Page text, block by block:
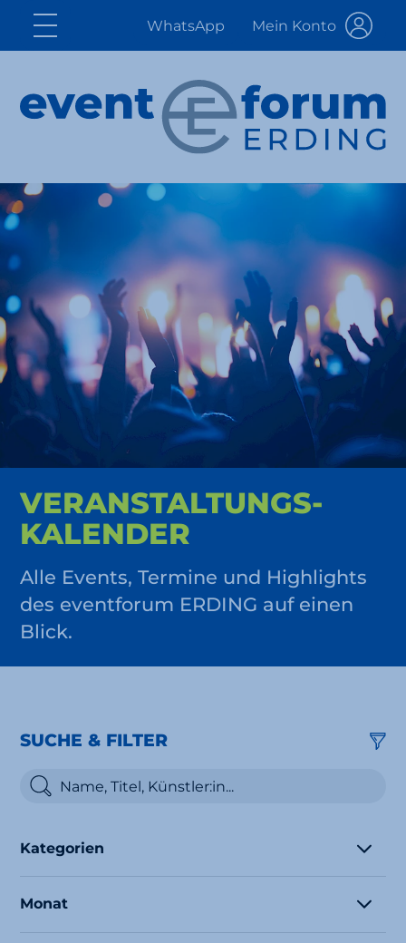
WhatsApp Mein Konto
VERAN­STALTUNGS­
KALENDER
Alle Events, Termine und Highlights
des eventforum ERDING auf einen
Blick.
SUCHE & FILTER
Kategorien
Monat